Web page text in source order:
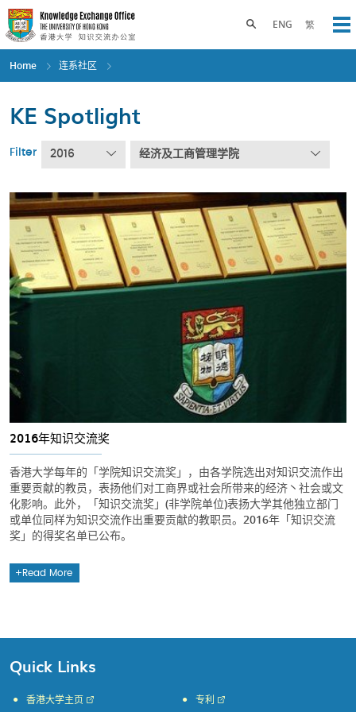
Skip
to
main
content
ENG 繁
Toggle search panel
Home 连系社区
KE Spotlight
Filter 2016 经济及工商管理学院
2016年知识交流奖
香港大学每年的「学院知识交流奖」，由各学院选出对知识交流作出
重要贡献的教员，表扬他们对工商界或社会所带来的经济丶社会或文
化影响。此外，「知识交流奖」(非学院单位)表扬大学其他独立部门
或单位同样为知识交流作出重要贡献的教职员。2016年「知识交流
奖」的得奖名单已公布。
Read More
Quick Links
香港大学主页 专利